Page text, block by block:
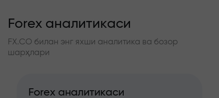
Forex аналитикаси
FX.CO билан энг яхши аналитика ва бозор
шарҳлари
Forex аналитикаси